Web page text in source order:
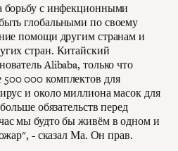
борьбу с инфекционными
глобальными по своему
помощи другим странам и
стран. Китайский
Alibaba, только что
000 комплектов для
и около миллиона масок для
обязательств перед
мы будто бы живём в одном и
- сказал Ма. Он прав.